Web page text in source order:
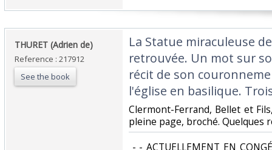
‎THURET (Adrien de)‎
Reference : 217912
See the book
‎La Statue miraculeuse
retrouvée. Un mot sur
récit de son
l'église en basilique.
‎Clermont-Ferrand, Bellet et
pleine page, broché. Quelques
- - ACTUELLEMENT EN